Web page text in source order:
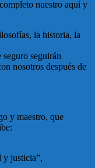
nuestro aquí y
la historia, la
seguro seguirán
nosotros después de
y maestro, que
y justicia”,